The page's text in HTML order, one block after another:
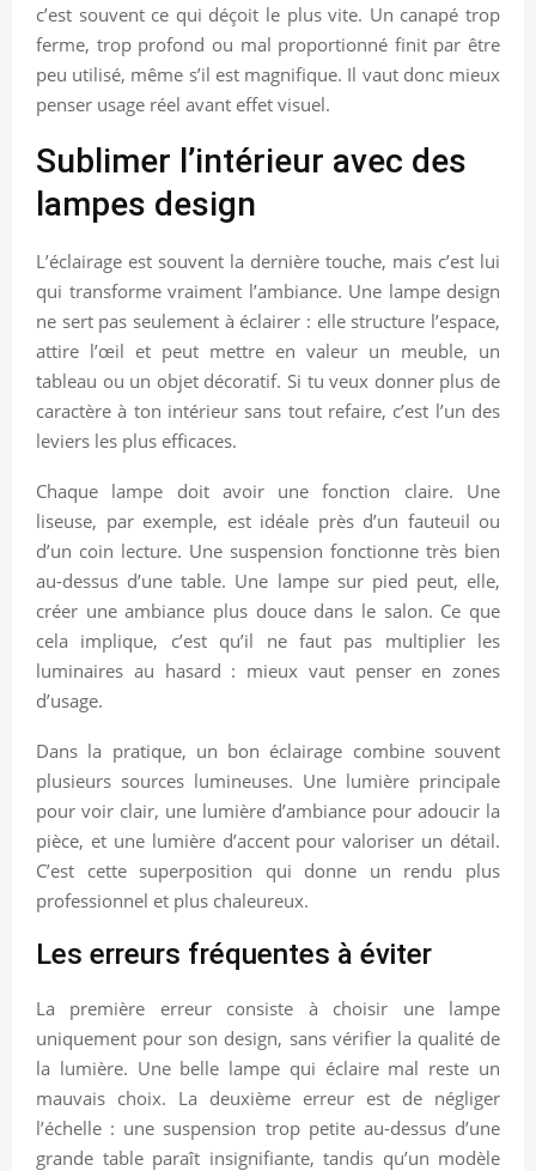
c’est souvent ce qui déçoit le plus vite. Un canapé trop
ferme, trop profond ou mal proportionné finit par être
peu utilisé, même s’il est magnifique. Il vaut donc mieux
penser usage réel avant effet visuel.
Sublimer l’intérieur avec des
lampes design
L’éclairage est souvent la dernière touche, mais c’est lui
qui transforme vraiment l’ambiance. Une lampe design
ne sert pas seulement à éclairer : elle structure l’espace,
attire l’œil et peut mettre en valeur un meuble, un
tableau ou un objet décoratif. Si tu veux donner plus de
caractère à ton intérieur sans tout refaire, c’est l’un des
leviers les plus efficaces.
Chaque lampe doit avoir une fonction claire. Une
liseuse, par exemple, est idéale près d’un fauteuil ou
d’un coin lecture. Une suspension fonctionne très bien
au-dessus d’une table. Une lampe sur pied peut, elle,
créer une ambiance plus douce dans le salon. Ce que
cela implique, c’est qu’il ne faut pas multiplier les
luminaires au hasard : mieux vaut penser en zones
d’usage.
Dans la pratique, un bon éclairage combine souvent
plusieurs sources lumineuses. Une lumière principale
pour voir clair, une lumière d’ambiance pour adoucir la
pièce, et une lumière d’accent pour valoriser un détail.
C’est cette superposition qui donne un rendu plus
professionnel et plus chaleureux.
Les erreurs fréquentes à éviter
La première erreur consiste à choisir une lampe
uniquement pour son design, sans vérifier la qualité de
la lumière. Une belle lampe qui éclaire mal reste un
mauvais choix. La deuxième erreur est de négliger
l’échelle : une suspension trop petite au-dessus d’une
grande table paraît insignifiante, tandis qu’un modèle